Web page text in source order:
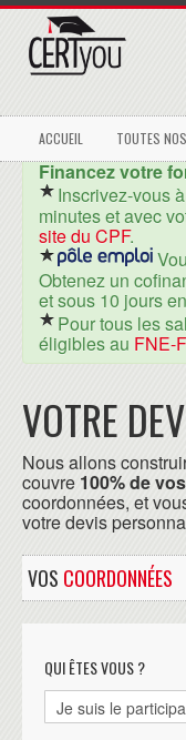
ACCUEIL TOUTES
Financez votre
Inscrivez-vous
minutes et avec
site du CPF.
Obtenez un
et sous 10 jours
Pour tous les
éligibles au FNE-
VOTRE
Nous allons
couvre 100% de
coordonnées, et
votre devis
VOS COORDONNÉES
QUI ÊTES VOUS ?